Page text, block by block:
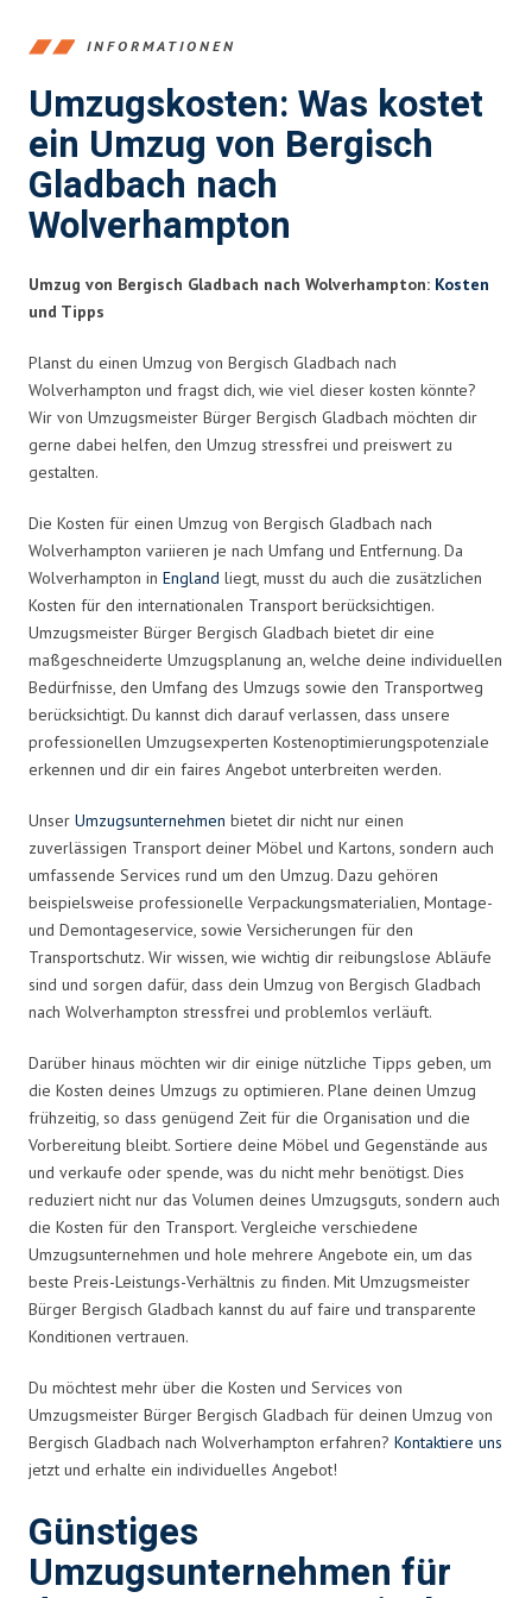
INFORMATIONEN
Umzugskosten: Was kostet
ein Umzug von Bergisch
Gladbach nach
Wolverhampton
Umzug von Bergisch Gladbach nach Wolverhampton: Kosten
und Tipps
Planst du einen Umzug von Bergisch Gladbach nach
Wolverhampton und fragst dich, wie viel dieser kosten könnte?
Wir von Umzugsmeister Bürger Bergisch Gladbach möchten dir
gerne dabei helfen, den Umzug stressfrei und preiswert zu
gestalten.
Die Kosten für einen Umzug von Bergisch Gladbach nach
Wolverhampton variieren je nach Umfang und Entfernung. Da
Wolverhampton in England liegt, musst du auch die zusätzlichen
Kosten für den internationalen Transport berücksichtigen.
Umzugsmeister Bürger Bergisch Gladbach bietet dir eine
maßgeschneiderte Umzugsplanung an, welche deine individuellen
Bedürfnisse, den Umfang des Umzugs sowie den Transportweg
berücksichtigt. Du kannst dich darauf verlassen, dass unsere
professionellen Umzugsexperten Kostenoptimierungspotenziale
erkennen und dir ein faires Angebot unterbreiten werden.
Unser Umzugsunternehmen bietet dir nicht nur einen
zuverlässigen Transport deiner Möbel und Kartons, sondern auch
umfassende Services rund um den Umzug. Dazu gehören
beispielsweise professionelle Verpackungsmaterialien, Montage-
und Demontageservice, sowie Versicherungen für den
Transportschutz. Wir wissen, wie wichtig dir reibungslose Abläufe
sind und sorgen dafür, dass dein Umzug von Bergisch Gladbach
nach Wolverhampton stressfrei und problemlos verläuft.
Darüber hinaus möchten wir dir einige nützliche Tipps geben, um
die Kosten deines Umzugs zu optimieren. Plane deinen Umzug
frühzeitig, so dass genügend Zeit für die Organisation und die
Vorbereitung bleibt. Sortiere deine Möbel und Gegenstände aus
und verkaufe oder spende, was du nicht mehr benötigst. Dies
reduziert nicht nur das Volumen deines Umzugsguts, sondern auch
die Kosten für den Transport. Vergleiche verschiedene
Umzugsunternehmen und hole mehrere Angebote ein, um das
beste Preis-Leistungs-Verhältnis zu finden. Mit Umzugsmeister
Bürger Bergisch Gladbach kannst du auf faire und transparente
Konditionen vertrauen.
Du möchtest mehr über die Kosten und Services von
Umzugsmeister Bürger Bergisch Gladbach für deinen Umzug von
Bergisch Gladbach nach Wolverhampton erfahren? Kontaktiere uns
jetzt und erhalte ein individuelles Angebot!
Günstiges
Umzugsunternehmen für